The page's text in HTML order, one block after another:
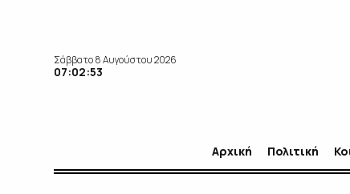
Σάββατο 8 Αυγούστου 2026
07:02:54
Αρχική Πολιτική